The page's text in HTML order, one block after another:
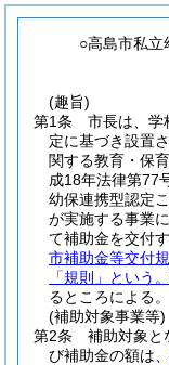
○高島市私立
(趣旨)
第1条
市長は、学
定に基づき設置
関する教育・保
成18年法律第77
幼保連携型認定
が実施する事業
て補助金を交付
市補助金等交付規
「規則」という
るところによる。
(補助対象事業等)
第2条
補助対象と
び補助金の額は、